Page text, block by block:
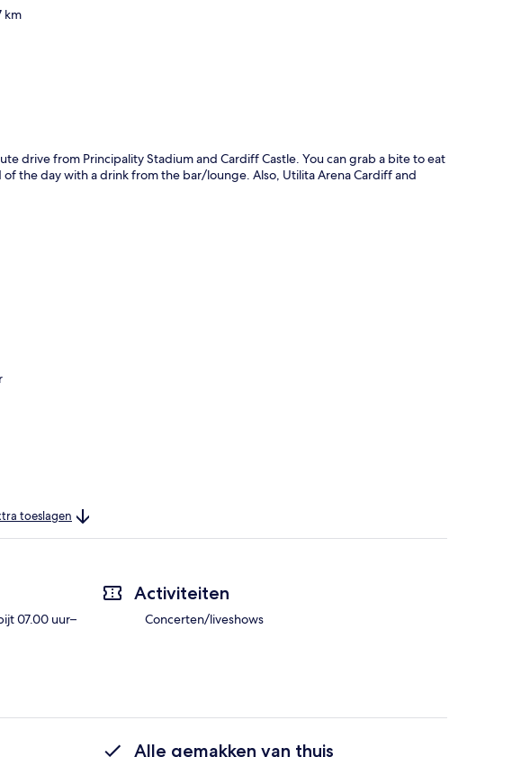
km
drive from Principality Stadium and Cardiff Castle. You can grab a bite to eat
the day with a drink from the bar/lounge. Also, Utilita Arena Cardiff and
toeslagen
07.00 uur–
Activiteiten
Concerten/liveshows
Alle gemakken van thuis